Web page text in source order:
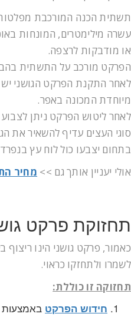
תשתית הכנה המורכבת
עשרה מילימטרים, המונחות
או מודבקות לרצפה.
הפרקט מורכב על התשתית
לאחר התקנת הפרקט הגושני
מיוחדת המכונה באפר.
לאחר ליטוש הפרקט ניתן
סוגי העצים עדיף להשאיר את
בתחום יצבעו כול לוח עץ
אולי יעניין אותך גם >> מחיר
תחזוקת פרקט
כאמור, פרקט גושני הינו ריצוף
לשמרו ולתחזקו כראוי.
תחזוקה זו כוללת:
חידוש הפרקט באמצעות